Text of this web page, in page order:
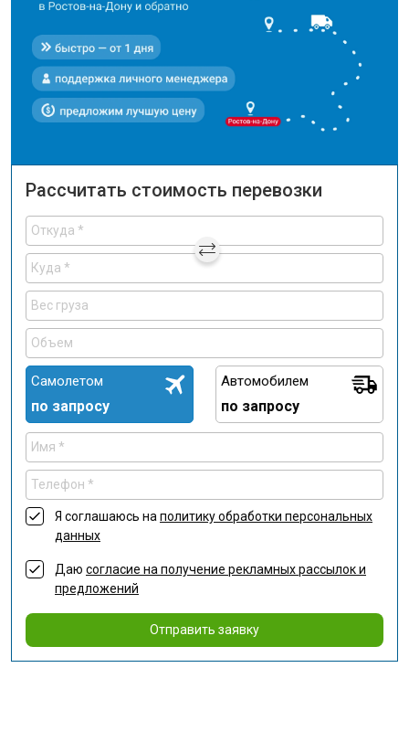
Рассчитать стоимость перевозки
Самолетом
по запросу
Автомобилем
по запросу
Я соглашаюсь наполитику обработки персональных
данных
Даю согласие на получение рекламных рассылок и
предложений
Отправить заявку